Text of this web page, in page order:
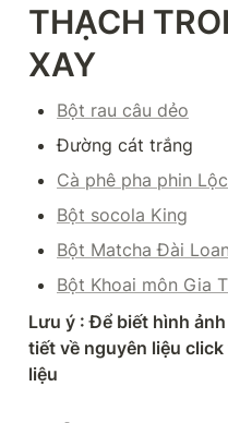
THẠCH
XAY
Bột rau câu dẻo
Đường cát trắng
Cà phê pha phin
Bột socola King
Bột Matcha Đài Loan
Bột Khoai môn Gia
Lưu ý : Để biết hình
tiết về nguyên liệu
liệu